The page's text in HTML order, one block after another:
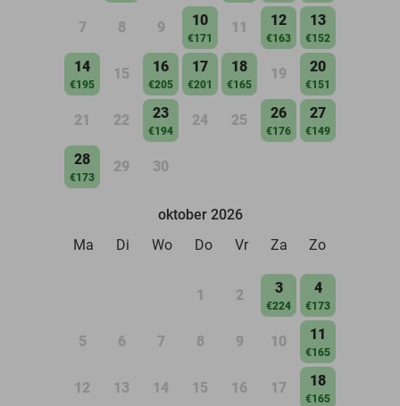
7 8 9 10
€171
11 12
€163
13
€152
14
€195
15 16
€205
17
€201
18
€165
19 20
€151
21 22 23
€194
24 25 26
€176
27
€149
28
€173
29 30
oktober 2026
Ma
Di Wo Do Vr Za Zo
1 2 3
€224
4
€173
5 6 7 8 9 10 11
€165
12 13 14 15 16 17 18
€165